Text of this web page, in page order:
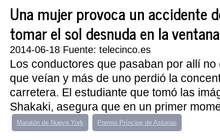
Una mujer provoca un accidente
tomar el sol desnuda en la ventana
2014-06-18 Fuente: telecinco.es
Los conductores que pasaban por allí
que veían y más de uno perdió la
carretera. El estudiante que tomó las
Shakaki, asegura que en un primer
Maratón de Nueva York Premio Príncipe de Asturias